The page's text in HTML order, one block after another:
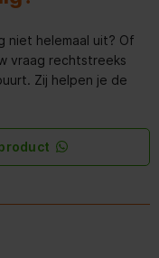
niet helemaal uit? Of
vraag rechtstreeks
Zij helpen je de